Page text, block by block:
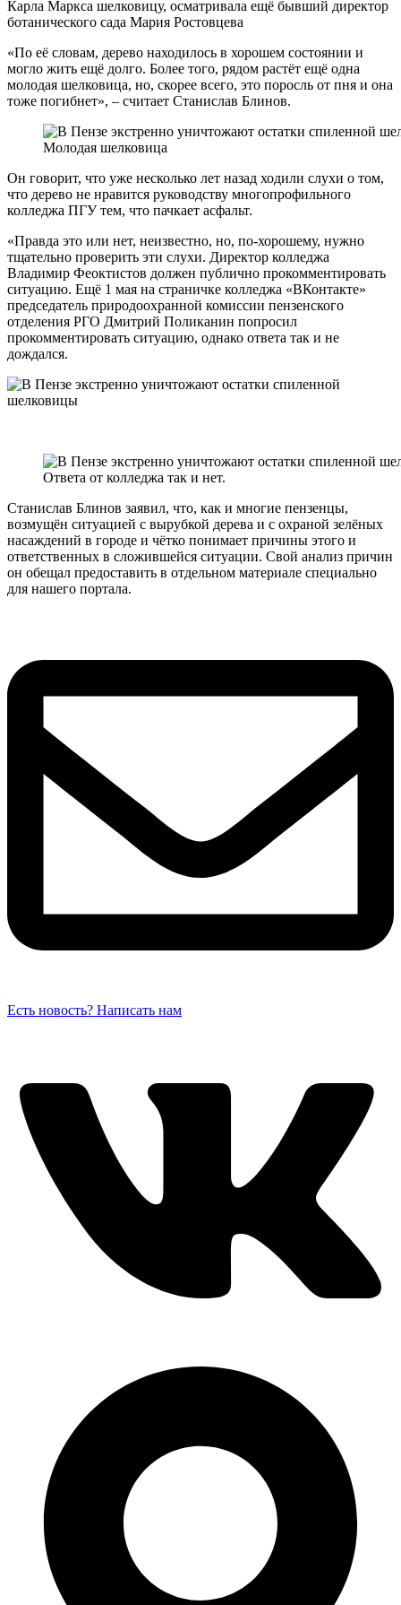
Карла Маркса шелковицу, осматривала ещё бывший директор
ботанического сада Мария Ростовцева
«По её словам, дерево находилось в хорошем состоянии и
могло жить ещё долго. Более того, рядом растёт ещё одна
молодая шелковица, но, скорее всего, это поросль от пня и она
тоже погибнет», – считает Станислав Блинов.
Молодая шелковица
Он говорит, что уже несколько лет назад ходили слухи о том,
что дерево не нравится руководству многопрофильного
колледжа ПГУтем, что пачкает асфальт.
«Правда это или нет, неизвестно, но, по-хорошему, нужно
тщательно проверить эти слухи. Директор колледжа
Владимир Феоктистов должен публично прокомментировать
ситуацию. Ещё 1 мая на страничке колледжа «ВКонтакте»
председатель природоохранной комиссии пензенского
отделения РГО Дмитрий Поликанин попросил
прокомментировать ситуацию, однако ответа так и не
дождался.
Ответа от колледжа так и нет.
Станислав Блинов заявил, что, как и многие пензенцы,
возмущён ситуацией с вырубкой дерева и с охраной зелёных
насаждений в городе и чётко понимает причины этого и
ответственных в сложившейся ситуации. Свой анализ причин
он обещал предоставить в отдельном материале специально
для нашего портала.
Есть новость? Написать нам